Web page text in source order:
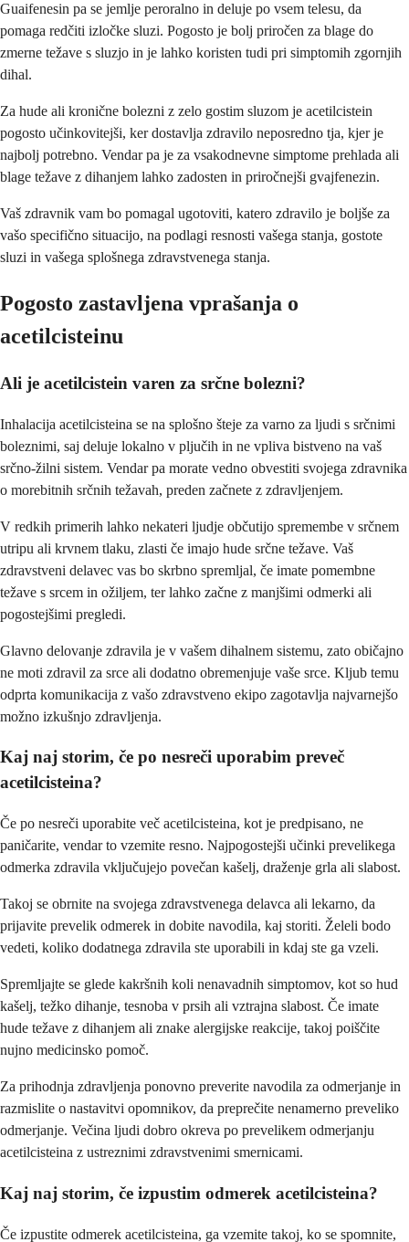
Guaifenesin pa se jemlje peroralno in deluje po vsem telesu, da
pomaga redčiti izločke sluzi. Pogosto je bolj priročen za blage do
zmerne težave s sluzjo in je lahko koristen tudi pri simptomih zgornjih
dihal.
Za hude ali kronične bolezni z zelo gostim sluzom je acetilcistein
pogosto učinkovitejši, ker dostavlja zdravilo neposredno tja, kjer je
najbolj potrebno. Vendar pa je za vsakodnevne simptome prehlada ali
blage težave z dihanjem lahko zadosten in priročnejši gvajfenezin.
Vaš zdravnik vam bo pomagal ugotoviti, katero zdravilo je boljše za
vašo specifično situacijo, na podlagi resnosti vašega stanja, gostote
sluzi in vašega splošnega zdravstvenega stanja.
Pogosto zastavljena vprašanja o
acetilcisteinu
Ali je acetilcistein varen za srčne bolezni?
Inhalacija acetilcisteina se na splošno šteje za varno za ljudi s srčnimi
boleznimi, saj deluje lokalno v pljučih in ne vpliva bistveno na vaš
srčno-žilni sistem. Vendar pa morate vedno obvestiti svojega zdravnika
o morebitnih srčnih težavah, preden začnete z zdravljenjem.
V redkih primerih lahko nekateri ljudje občutijo spremembe v srčnem
utripu ali krvnem tlaku, zlasti če imajo hude srčne težave. Vaš
zdravstveni delavec vas bo skrbno spremljal, če imate pomembne
težave s srcem in ožiljem, ter lahko začne z manjšimi odmerki ali
pogostejšimi pregledi.
Glavno delovanje zdravila je v vašem dihalnem sistemu, zato običajno
ne moti zdravil za srce ali dodatno obremenjuje vaše srce. Kljub temu
odprta komunikacija z vašo zdravstveno ekipo zagotavlja najvarnejšo
možno izkušnjo zdravljenja.
Kaj naj storim, če po nesreči uporabim preveč
acetilcisteina?
Če po nesreči uporabite več acetilcisteina, kot je predpisano, ne
paničarite, vendar to vzemite resno. Najpogostejši učinki prevelikega
odmerka zdravila vključujejo povečan kašelj, draženje grla ali slabost.
Takoj se obrnite na svojega zdravstvenega delavca ali lekarno, da
prijavite prevelik odmerek in dobite navodila, kaj storiti. Želeli bodo
vedeti, koliko dodatnega zdravila ste uporabili in kdaj ste ga vzeli.
Spremljajte se glede kakršnih koli nenavadnih simptomov, kot so hud
kašelj, težko dihanje, tesnoba v prsih ali vztrajna slabost. Če imate
hude težave z dihanjem ali znake alergijske reakcije, takoj poiščite
nujno medicinsko pomoč.
Za prihodnja zdravljenja ponovno preverite navodila za odmerjanje in
razmislite o nastavitvi opomnikov, da preprečite nenamerno preveliko
odmerjanje. Večina ljudi dobro okreva po prevelikem odmerjanju
acetilcisteina z ustreznimi zdravstvenimi smernicami.
Kaj naj storim, če izpustim odmerek acetilcisteina?
Če izpustite odmerek acetilcisteina, ga vzemite takoj, ko se spomnite,